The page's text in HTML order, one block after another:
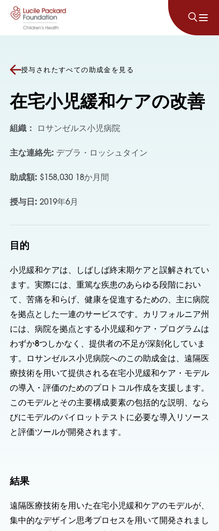
コンテンツにスキップ
授与されたすべての助成金を見る
在宅小児緩和ケアの改善
組織： ロサンゼルス小児病院
主な連絡先: デブラ・ロッシュタイン
助成額: $158,030 18か月間
授与日: 2019年6月
目的
小児緩和ケアは、しばしば終末期ケアと誤解されてい
ます。実際には、重篤な疾患のあらゆる段階におい
て、苦痛を和らげ、健康を促進するための、主に病院
を拠点とした一連のサービスです。カリフォルニア州
には、病院を拠点とする小児緩和ケア・プログラムは
わずか8つしかなく、提供者の不足が深刻化していま
す。ロサンゼルス小児病院へのこの助成金は、遠隔医
療技術を用いて提供される在宅小児緩和ケア・モデル
の導入・評価のためのプロトコル作成を支援します。
このモデルとその主要構成要素の包括的な説明、なら
びにモデルのパイロットテストに必要な導入リソース
と評価ツールが開発されます。
結果
遠隔医療技術を用いた在宅小児緩和ケアのモデルが、
集中的なデザイン思考プロセスを用いて開発されまし